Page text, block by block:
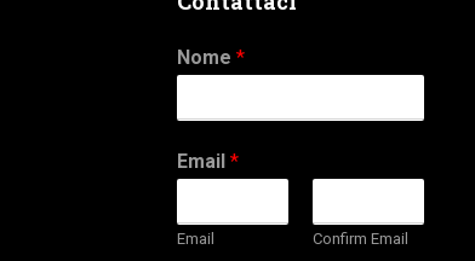
Nome *
Email *
Email Confirm Email